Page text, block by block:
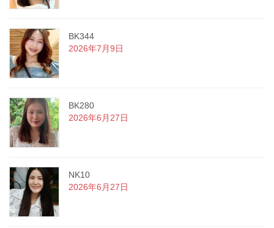
BK344
2026年7月9日
BK280
2026年6月27日
NK10
2026年6月27日